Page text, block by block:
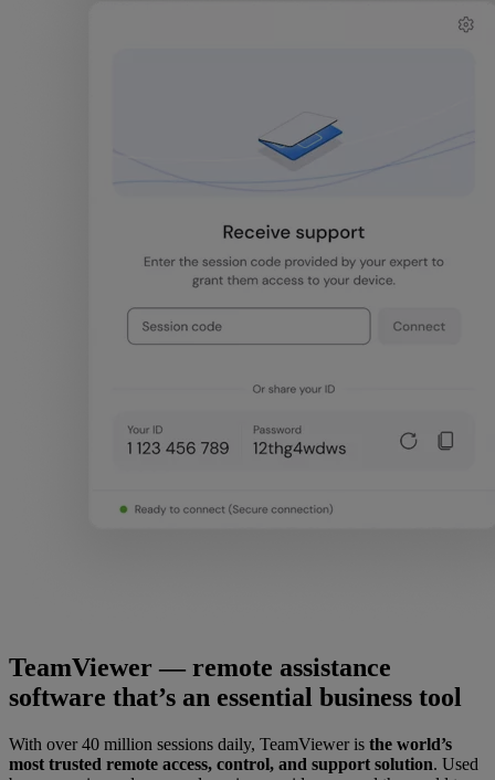
TeamViewer — remote assistance
software that’s an essential business tool
With over 40 million sessions daily, TeamViewer is the world’s
most trusted remote access, control, and support solution. Used